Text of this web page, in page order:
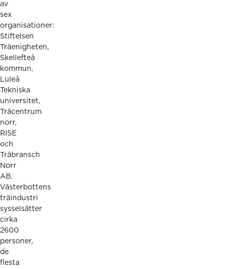
av
sex
organisationer:
Stiftelsen
Träenigheten,
Skellefteå
kommun,
Luleå
Tekniska
universitet,
Träcentrum
norr,
RISE
och
Träbransch
Norr
AB.
Västerbottens
träindustri
sysselsätter
cirka
2600
personer,
de
flesta